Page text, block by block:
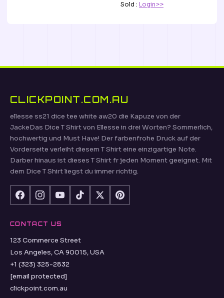
Sold : Login>>
CLICKPOINT.COM.AU
ellesse ss21 dice tee white aw20 die Kapuze von der
JackeDas Dice T Shirt von Ellesse in drei Worten? Sommerlich,
hochwertig und Must Have! Der farbenfrohe Druck auf der
Vorderseite verleiht diesem T Shirt eine einzigartige Note.
Darber hinaus ist dieses T Shirt fr jeden Moment geeignet. Mit
dem Dice T Shirt liegst du immer richtig.
CONTACT US
123 Commerce Street
Los Angeles, CA 90015, USA
+1 (323) 325-2832
[email protected]
clickpoint.com.au